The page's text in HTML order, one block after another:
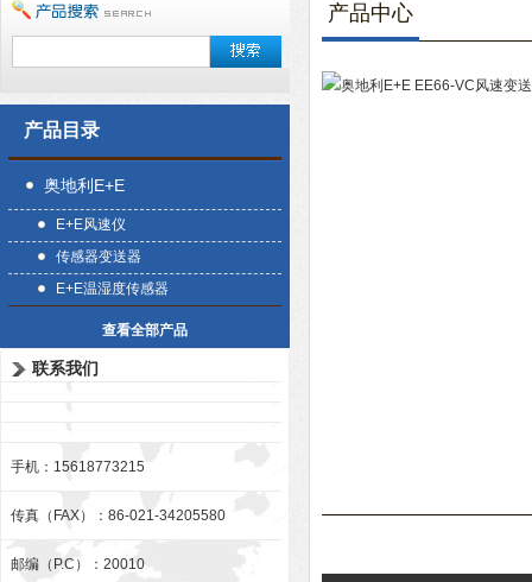
产品目录
奥地利E+E
E+E风速仪
传感器变送器
E+E温湿度传感器
查看全部产品
联系我们
手机：15618773215
传真（FAX）：86-021-34205580
邮编（P.C）：20010
产品中心